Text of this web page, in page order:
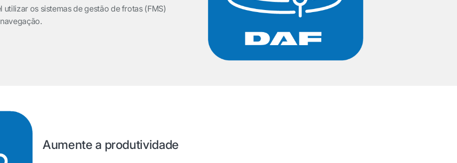
utilizar os sistemas de gestão de frotas (FMS)
Aumente a produtividade